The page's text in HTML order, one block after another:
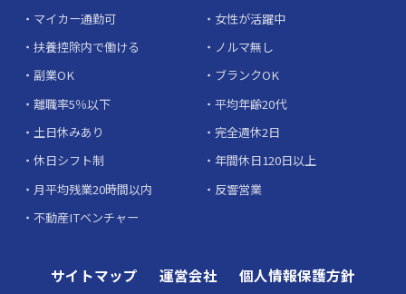
マイカー通勤可
女性が活躍中
扶養控除内で働ける
ノルマ無し
副業OK
ブランクOK
離職率5％以下
平均年齢20代
土日休みあり
完全週休2日
休日シフト制
年間休日120日以上
月平均残業20時間以内
反響営業
不動産ITベンチャー
サイトマップ 運営会社 個人情報保護方針